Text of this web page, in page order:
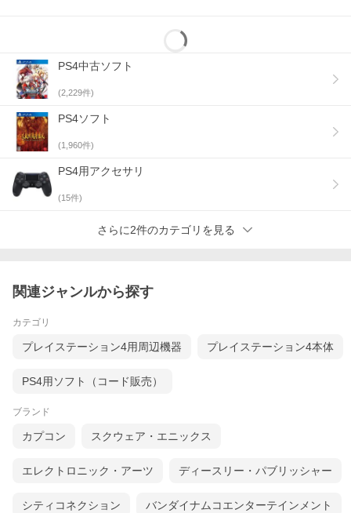
PS4中古ソフト
(2,229件)
PS4ソフト
(1,960件)
PS4用アクセサリ
(15件)
さらに2件のカテゴリを見る
関連ジャンルから探す
カテゴリ
プレイステーション4用周辺機器 プレイステーション4本体
PS4用ソフト（コード販売）
ブランド
カプコン スクウェア・エニックス
エレクトロニック・アーツ ディースリー・パブリッシャー
シティコネクション バンダイナムコエンターテインメント